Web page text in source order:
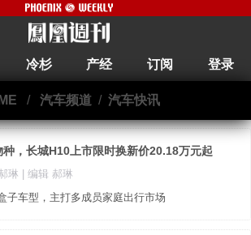
冷杉 产经 订阅 登录
/ 汽车频道 / 汽车快讯
，长城H10上市限时换新价20.18万元起
琳
| 编辑 郝琳
子车型，主打多成员家庭出行市场